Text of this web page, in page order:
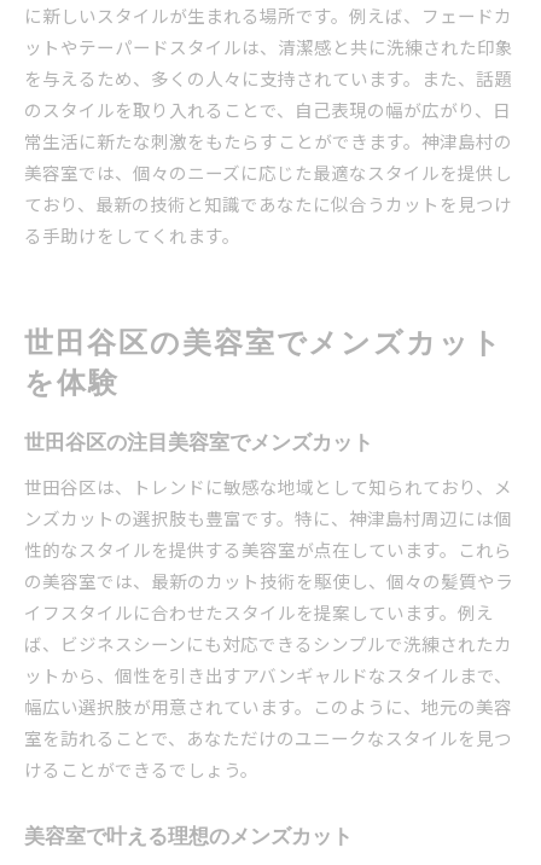
に新しいスタイルが生まれる場所です。例えば、フェードカ
ットやテーパードスタイルは、清潔感と共に洗練された印象
を与えるため、多くの人々に支持されています。また、話題
のスタイルを取り入れることで、自己表現の幅が広がり、日
常生活に新たな刺激をもたらすことができます。神津島村の
美容室では、個々のニーズに応じた最適なスタイルを提供し
ており、最新の技術と知識であなたに似合うカットを見つけ
る手助けをしてくれます。
世田谷区の美容室でメンズカット
を体験
世田谷区の注目美容室でメンズカット
世田谷区は、トレンドに敏感な地域として知られており、メ
ンズカットの選択肢も豊富です。特に、神津島村周辺には個
性的なスタイルを提供する美容室が点在しています。これら
の美容室では、最新のカット技術を駆使し、個々の髪質やラ
イフスタイルに合わせたスタイルを提案しています。例え
ば、ビジネスシーンにも対応できるシンプルで洗練されたカ
ットから、個性を引き出すアバンギャルドなスタイルまで、
幅広い選択肢が用意されています。このように、地元の美容
室を訪れることで、あなただけのユニークなスタイルを見つ
けることができるでしょう。
美容室で叶える理想のメンズカット